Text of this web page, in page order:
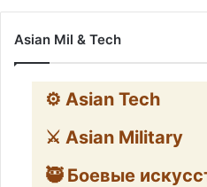
Asian Mil & Tech
⚙️ Asian Tech
⚔️ Asian Military
🥷 Боевые